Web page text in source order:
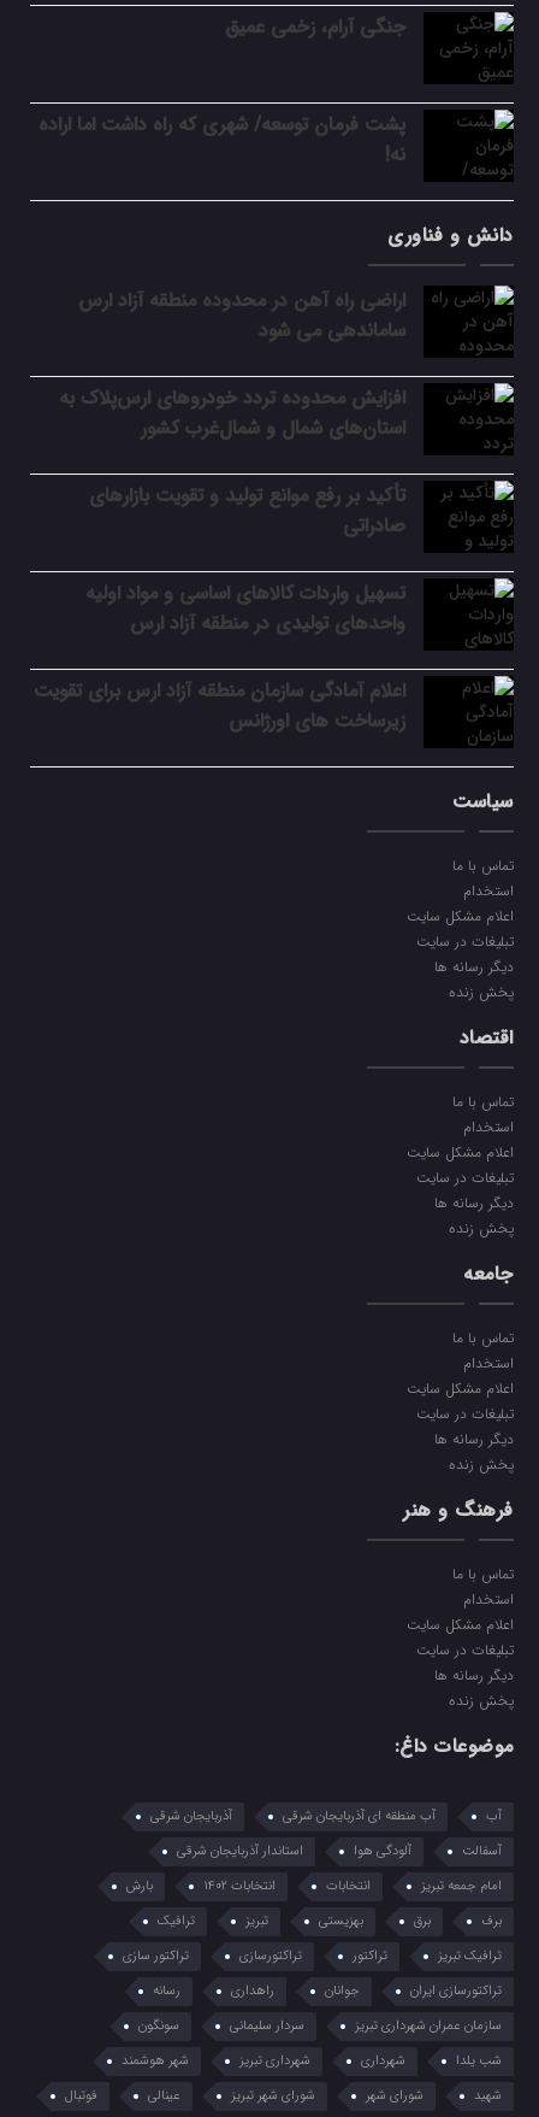
جنگی آرام، زخمی عمیق
پشت فرمان توسعه/ شهری که راه داشت اما اراده
نه!
دانش و فناوری
اراضی راه آهن در محدوده منطقه آزاد ارس
ساماندهی می شود
افزایش محدوده تردد خودروهای ارس‌پلاک به
استان‌های شمال و شمال‌غرب کشور
تأکید بر رفع موانع تولید و تقویت بازارهای
صادراتی
تسهیل واردات کالاهای اساسی و مواد اولیه
واحدهای تولیدی در منطقه آزاد ارس
اعلام آمادگی سازمان منطقه آزاد ارس برای تقویت
زیرساخت‌ های اورژانس
سیاست
تماس با ما
استخدام
اعلام مشکل سایت
تبلیغات در سایت
دیگر رسانه ها
پخش زنده
اقتصاد
تماس با ما
استخدام
اعلام مشکل سایت
تبلیغات در سایت
دیگر رسانه ها
پخش زنده
جامعه
تماس با ما
استخدام
اعلام مشکل سایت
تبلیغات در سایت
دیگر رسانه ها
پخش زنده
فرهنگ و هنر
تماس با ما
استخدام
اعلام مشکل سایت
تبلیغات در سایت
دیگر رسانه ها
پخش زنده
موضوعات داغ:
آب آب منطقه ای آذربایجان شرقی
آذربایجان شرقی
آسفالت
آلودگی هوا
استاندار آذربایجان شرقی
امام جمعه تبریز
انتخابات انتخابات 1402
بارش
برف
برق بهزیستی تبریز
ترافیک
ترافیک تبریز
تراکتور تراکتورسازی
تراکتور سازی
تراکتورسازی ایران
جوانان راهداری
رسانه
سازمان عمران شهرداری تبریز
سردار سلیمانی
سونگون
شب یلدا
شهرداری شهرداری تبریز
شهر هوشمند
شهید
شورای شهر شورای شهر تبریز عینالی فوتبال